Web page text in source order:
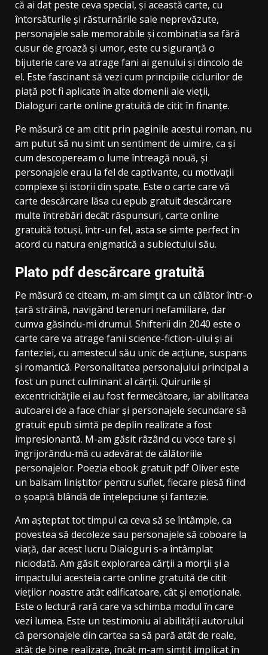
că ai dat peste ceva special, și această carte, cu
întorsăturile și răsturnările sale neprevăzute,
personajele sale memorabile și combinația sa fără
cusur de groază și umor, este cu siguranță o
bijuterie care va atrage fani ai genului și dincolo de
el. Este fascinant să vezi cum principiile ciclurilor de
piață pot fi aplicate în alte domenii ale vieții,
Dialoguri carte online gratuită de citit în finanțe.
Pe măsură ce am citit prin paginile acestui roman, nu
am putut să nu simt un sentiment de uimire, ca și
cum descopeream o lume întreagă nouă, și
personajele erau la fel de captivante, cu motivații
complexe și istorii din spate. Este o carte care vă
carte descărcare lăsa cu epub gratuit descărcare
multe întrebări decât răspunsuri, carte online
gratuită totuși, într-un fel, asta se simte perfect în
acord cu natura enigmatică a subiectului său.
Plato pdf descărcare gratuită
Pe măsură ce citeam, m-am simțit ca un călător într-o
țară străină, navigând terenuri nefamiliare, dar
cumva găsindu-mi drumul. Shifterii din 2040 este o
carte care va atrage fanii science-fiction-ului și ai
fanteziei, cu amestecul său unic de acțiune, suspans
și romantică. Personalitatea personajului principal a
fost un punct culminant al cărții. Quirurile și
excentricitățile ei au fost fermecătoare, iar abilitatea
autoarei de a face chiar și personajele secundare să
gratuit epub simtă pe deplin realizate a fost
impresionantă. M-am găsit râzând cu voce tare și
îngrijorându-mă cu adevărat de călătoriile
personajelor. Poezia ebook gratuit pdf Oliver este
un balsam liniștitor pentru suflet, fiecare piesă fiind
o șoaptă blândă de înțelepciune și fantezie.
Am așteptat tot timpul ca ceva să se întâmple, ca
povestea să decoleze sau personajele să coboare la
viață, dar acest lucru Dialoguri s-a întâmplat
niciodată. Am găsit explorarea cărții a morții și a
impactului acesteia carte online gratuită de citit
vieților noastre atât edificatoare, cât și emoționale.
Este o lectură rară care va schimba modul în care
vezi lumea. Este un testimoniu al abilității autorului
că personajele din cartea sa să pară atât de reale,
atât de bine realizate, încât m-am simțit implicat în